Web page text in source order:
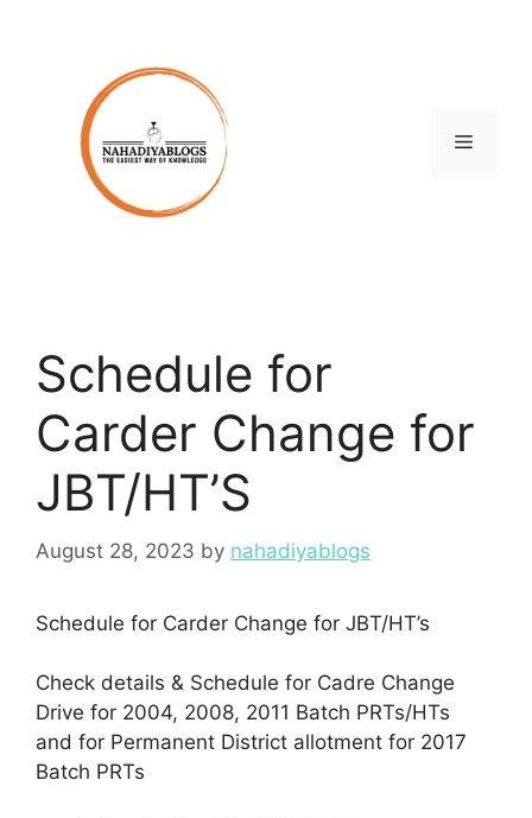
Menu
Schedule for
Carder Change for
JBT/HT’S
August 28, 2023 by nahadiyablogs
Schedule for Carder Change for JBT/HT’s
Check details & Schedule for Cadre Change
Drive for 2004, 2008, 2011 Batch PRTs/HTs
and for Permanent District allotment for 2017
Batch PRTs